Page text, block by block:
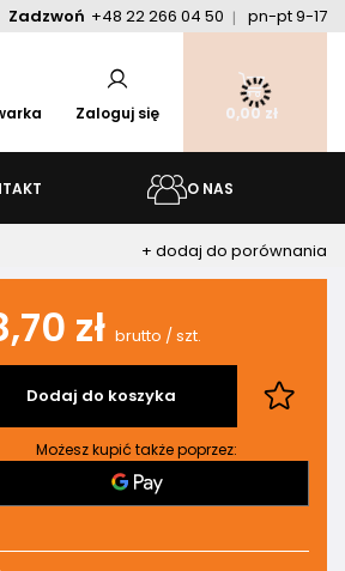
Zadzwoń +48 22 266 04 50 pn-pt 9-17
Zaloguj się 0,00 zł
O NAS
+ dodaj do porównania
zł brutto /szt.
Dodaj do koszyka
Możesz kupić także poprzez: